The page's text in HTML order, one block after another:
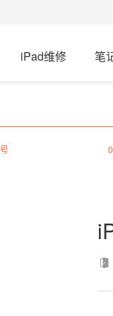
iPad维修 笔